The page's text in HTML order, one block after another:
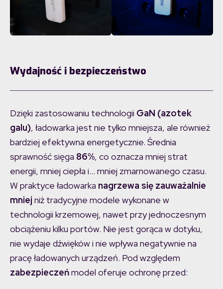
Wydajność i bezpieczeństwo
Dzięki zastosowaniu technologii GaN (azotek
galu), ładowarka jest nie tylko mniejsza, ale również
bardziej efektywna energetycznie. Średnia
sprawność sięga 86%, co oznacza mniej strat
energii, mniej ciepła i… mniej zmarnowanego czasu.
W praktyce ładowarka nagrzewa się zauważalnie
mniej niż tradycyjne modele wykonane w
technologii krzemowej, nawet przy jednoczesnym
obciążeniu kilku portów. Nie jest gorąca w dotyku,
nie wydaje dźwięków i nie wpływa negatywnie na
pracę ładowanych urządzeń. Pod względem
zabezpieczeńmodel oferuje ochronę przed: